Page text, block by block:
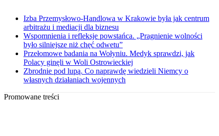
Izba Przemysłowo-Handlowa w Krakowie była jak centrum
arbitrażu i mediacji dla biznesu
Wspomnienia i refleksje powstańca. „Pragnienie wolności
było silniejsze niż chęć odwetu”
Przełomowe badania na Wołyniu. Medyk sprawdzi, jak
Polacy ginęli w Woli Ostrowieckiej
Zbrodnie pod lupą. Co naprawdę wiedzieli Niemcy o
własnych działaniach wojennych
Promowane treści